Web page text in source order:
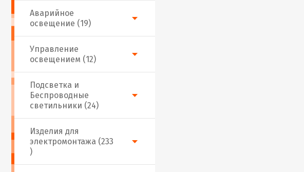
Аварийное
освещение (19)
Подсветка и
Беспроводные
светильники (24)
Изделия для
электромонтажа (233
)
Управление
освещением (12)